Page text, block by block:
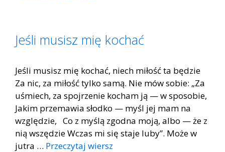
Jeśli musisz mię kochać
Jeśli musisz mię kochać, niech miłość ta będzie
Za nic, za miłość tylko samą. Nie mów sobie: „Za
uśmiech, za spojrzenie kocham ją — w sposobie,
Jakim przemawia słodko — myśl jej mam na
względzie, Co z myślą zgodna moją, albo — że z
nią wszędzie Wczas mi się staje luby”. Może w
jutra … Przeczytaj wiersz